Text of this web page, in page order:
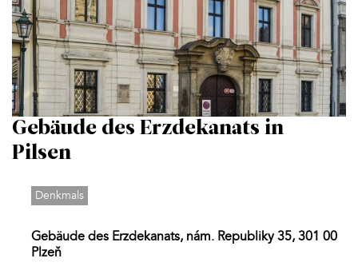
Gebäude des Erzdekanats in
Pilsen
Denkmals
Gebäude des Erzdekanats, nám. Republiky 35, 301 00
Plzeň